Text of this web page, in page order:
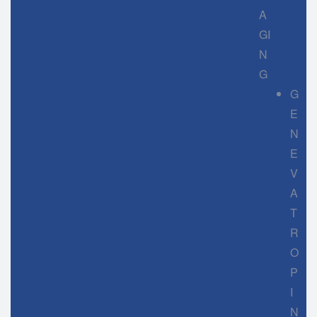
A
GI
N
G
G
E
N
E
V
A
T
R
O
P
I
N